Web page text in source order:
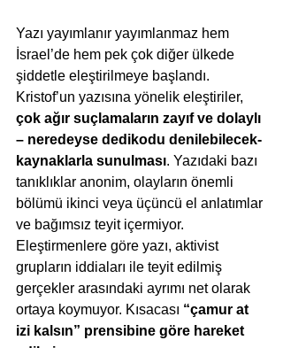
Yazı yayımlanır yayımlanmaz hem
İsrael’de hem pek çok diğer ülkede
şiddetle eleştirilmeye başlandı.
Kristof’un yazısına yönelik eleştiriler,
çok ağır suçlamaların zayıf ve dolaylı
– neredeyse dedikodu denilebilecek-
kaynaklarla sunulması. Yazıdaki bazı
tanıklıklar anonim, olayların önemli
bölümü ikinci veya üçüncü el anlatımlar
ve bağımsız teyit içermiyor.
Eleştirmenlere göre yazı, aktivist
grupların iddiaları ile teyit edilmiş
gerçekler arasındaki ayrımı net olarak
ortaya koymuyor. Kısacası “çamur at
izi kalsın” prensibine göre hareket